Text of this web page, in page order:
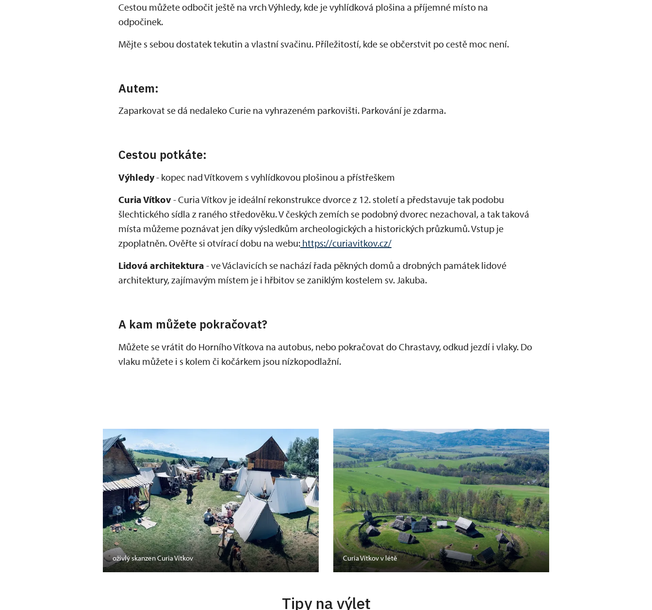
Cestou můžete odbočit ještě na vrch Výhledy, kde je vyhlídková plošina a příjemné místo na
odpočinek.
Mějte s sebou dostatek tekutin a vlastní svačinu. Příležitostí, kde se občerstvit po cestě moc není.
Autem:
Zaparkovat se dá nedaleko Curie na vyhrazeném parkovišti. Parkování je zdarma.
Cestou potkáte:
Výhledy- kopec nad Vítkovem s vyhlídkovou plošinou a přístřeškem
Curia Vítkov- Curia Vítkov je ideální rekonstrukce dvorce z 12. století a představuje tak podobu
šlechtického sídla z raného středověku. V českých zemích se podobný dvorec nezachoval, a tak taková
místa můžeme poznávat jen díky výsledkům archeologických a historických průzkumů. Vstup je
zpoplatněn. Ověřte si otvírací dobu na webu: https://curiavitkov.cz/
Lidová architektura - ve Václavicích se nachází řada pěkných domů a drobných památek lidové
architektury, zajímavým místem je i hřbitov se zaniklým kostelem sv. Jakuba.
A kam můžete pokračovat?
Můžete se vrátit do Horního Vítkova na autobus, nebo pokračovat do Chrastavy, odkud jezdí i vlaky. Do
vlaku můžete i s kolem či kočárkem jsou nízkopodlažní.
oživlý skanzen Curia Vítkov Curia Vítkov v létě
Tipy na výlet